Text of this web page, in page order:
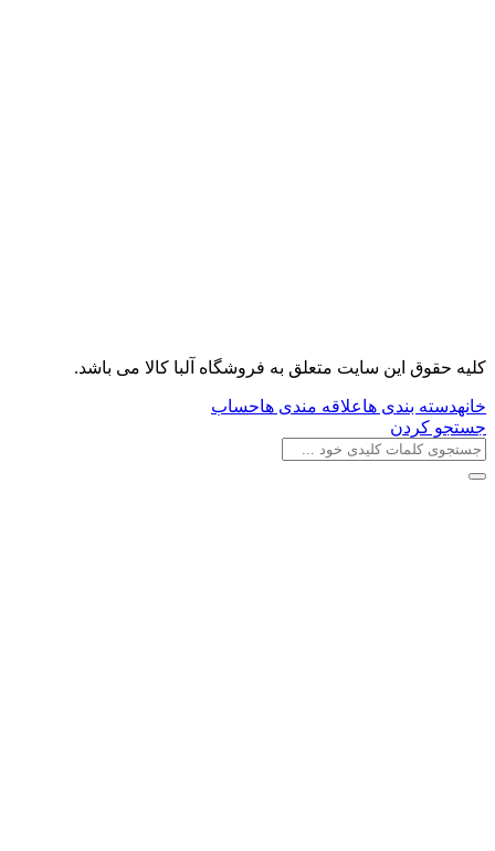
کليه حقوق اين سايت متعلق به فروشگاه آلبا کالا می باشد.
خانهدسته بندی هاعلاقه مندی هاحساب
جستجو کردن